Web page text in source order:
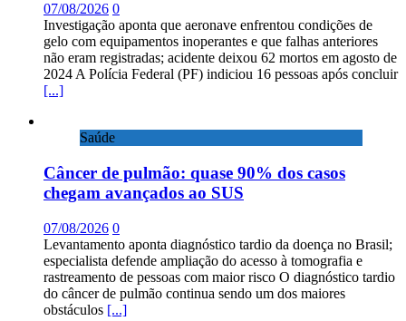
07/08/2026 0
Investigação aponta que aeronave enfrentou condições de
gelo com equipamentos inoperantes e que falhas anteriores
não eram registradas; acidente deixou 62 mortos em agosto de
2024 A Polícia Federal (PF) indiciou 16 pessoas após concluir
[...]
Saúde
Câncer de pulmão: quase 90% dos casos
chegam avançados ao SUS
07/08/2026 0
Levantamento aponta diagnóstico tardio da doença no Brasil;
especialista defende ampliação do acesso à tomografia e
rastreamento de pessoas com maior risco O diagnóstico tardio
do câncer de pulmão continua sendo um dos maiores
obstáculos [...]